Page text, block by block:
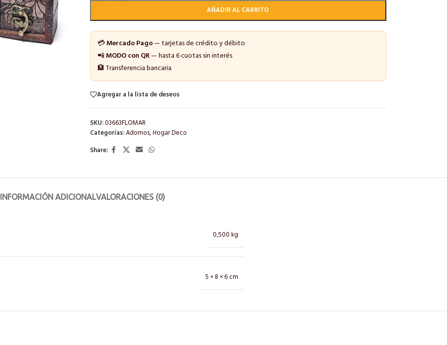
AÑADIR AL CARRITO
💳Mercado Pago— tarjetas de crédito y débito
📲MODO con QR— hasta 6 cuotas sin interés
🏦 Transferencia bancaria
Agregar a la lista de deseos
SKU:03663FLOMAR
Categorías:Adornos,Hogar Deco
Share:
INFORMACIÓN ADICIONALVALORACIONES (0)
0,500 kg
5 × 8 × 6 cm